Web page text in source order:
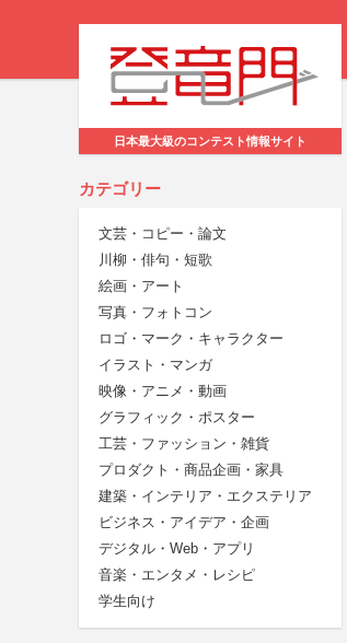
日本最大級のコンテスト情報サイト
カテゴリー
文芸・コピー・論文
川柳・俳句・短歌
絵画・アート
写真・フォトコン
ロゴ・マーク・キャラクター
イラスト・マンガ
映像・アニメ・動画
グラフィック・ポスター
工芸・ファッション・雑貨
プロダクト・商品企画・家具
建築・インテリア・エクステリア
ビジネス・アイデア・企画
デジタル・Web・アプリ
音楽・エンタメ・レシピ
学生向け